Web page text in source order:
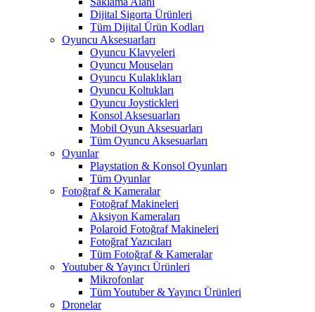
Dijital Sigorta Ürünleri
Tüm Dijital Ürün Kodları
Oyuncu Aksesuarları
Oyuncu Klavyeleri
Oyuncu Mouseları
Oyuncu Kulaklıkları
Oyuncu Koltukları
Oyuncu Joystickleri
Konsol Aksesuarları
Mobil Oyun Aksesuarları
Tüm Oyuncu Aksesuarları
Oyunlar
Playstation & Konsol Oyunları
Tüm Oyunlar
Fotoğraf & Kameralar
Fotoğraf Makineleri
Aksiyon Kameraları
Polaroid Fotoğraf Makineleri
Fotoğraf Yazıcıları
Tüm Fotoğraf & Kameralar
Youtuber & Yayıncı Ürünleri
Mikrofonlar
Tüm Youtuber & Yayıncı Ürünleri
Dronelar